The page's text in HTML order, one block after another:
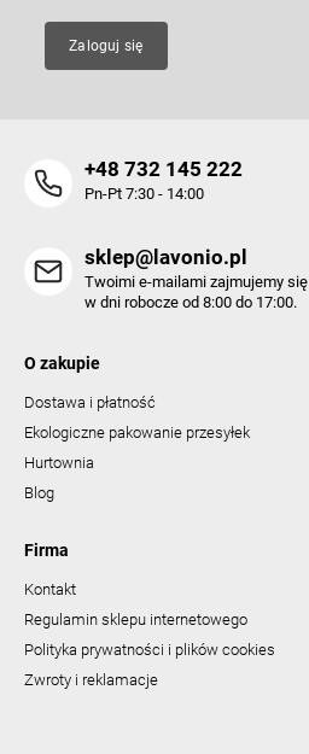
Zaloguj się
+48 732 145 222
Pn-Pt 7:30 - 14:00
sklep@lavonio.pl
Twoimi e-mailami zajmujemy się
w dni robocze od 8:00 do 17:00.
O zakupie
Dostawa i płatność
Ekologiczne pakowanie przesyłek
Hurtownia
Blog
Firma
Kontakt
Regulamin sklepu internetowego
Polityka prywatności i plików cookies
Zwroty i reklamacje